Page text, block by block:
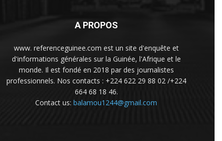
A PROPOS
www. referenceguinee.com est un site d'enquête et
d'informations générales sur la Guinée, l'Afrique et le
monde. Il est fondé en 2018 par des journalistes
professionnels. Nos contacts : +224 622 29 88 02 /+224
664 68 18 46.
Contact us: balamou1244@gmail.com